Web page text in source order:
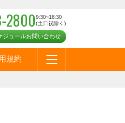
28009:30~18:30
(土日祝除く)
ジュールお問い合わせ
規約